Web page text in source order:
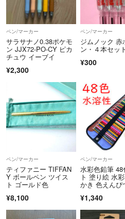
ペン/マーカー
サラサナノ0.38ポケモ
ン JJX72-PO-CY ピカ
チュウ イーブイ
¥2,300
ペン/マーカー
ジムノック 赤
ン・４本セット
¥300
ペン/マーカー
ティファニー TIFFAN
Y ボールペン ツイス
ト ゴールド色
¥8,100
ペン/マーカー
水彩色鉛筆 48
ト 塗り絵 水
かき 色えんぴ
¥1,340